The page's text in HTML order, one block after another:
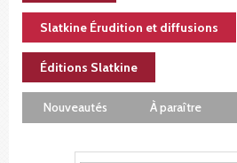
Slatkine Érudition et diffusions
Éditions Slatkine
Nouveautés À paraître